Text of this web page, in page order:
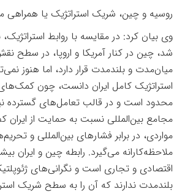
روسیه و چین، شریک استراتژیک یا همراهی
وی بیان کرد: در مقایسه با روابط
شد، چین در کنار آمریکا و اروپا، در سطح
میان‌مدت و بلندمدت قرار دارد، اما هنوز
استراتژیک کامل ایران دانست، چون
محدود است و در قالب تعامل‌های گسترده
مجامع بین‌المللی نسبت به حمایت از
مواردی، در برابر فشارهای بین‌المللی و
ملاحظه‌کارانه می‌گیرد. رابطه‌ چین و ایران
اقتصادی و تجاری است و نگرانی‌های
بلندمدت ندارند که آن را به سطح شریک